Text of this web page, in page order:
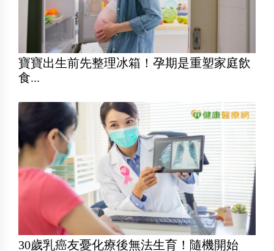
寶寶出生前先整理冰箱！孕期是重塑家庭飲
食...
30歲乳癌友憂化療後無法生育！隨機開始